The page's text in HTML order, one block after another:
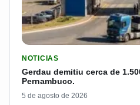
NOTICIAS
Gerdau demitiu cerca de
Pernambuco.
5 de agosto de 2026